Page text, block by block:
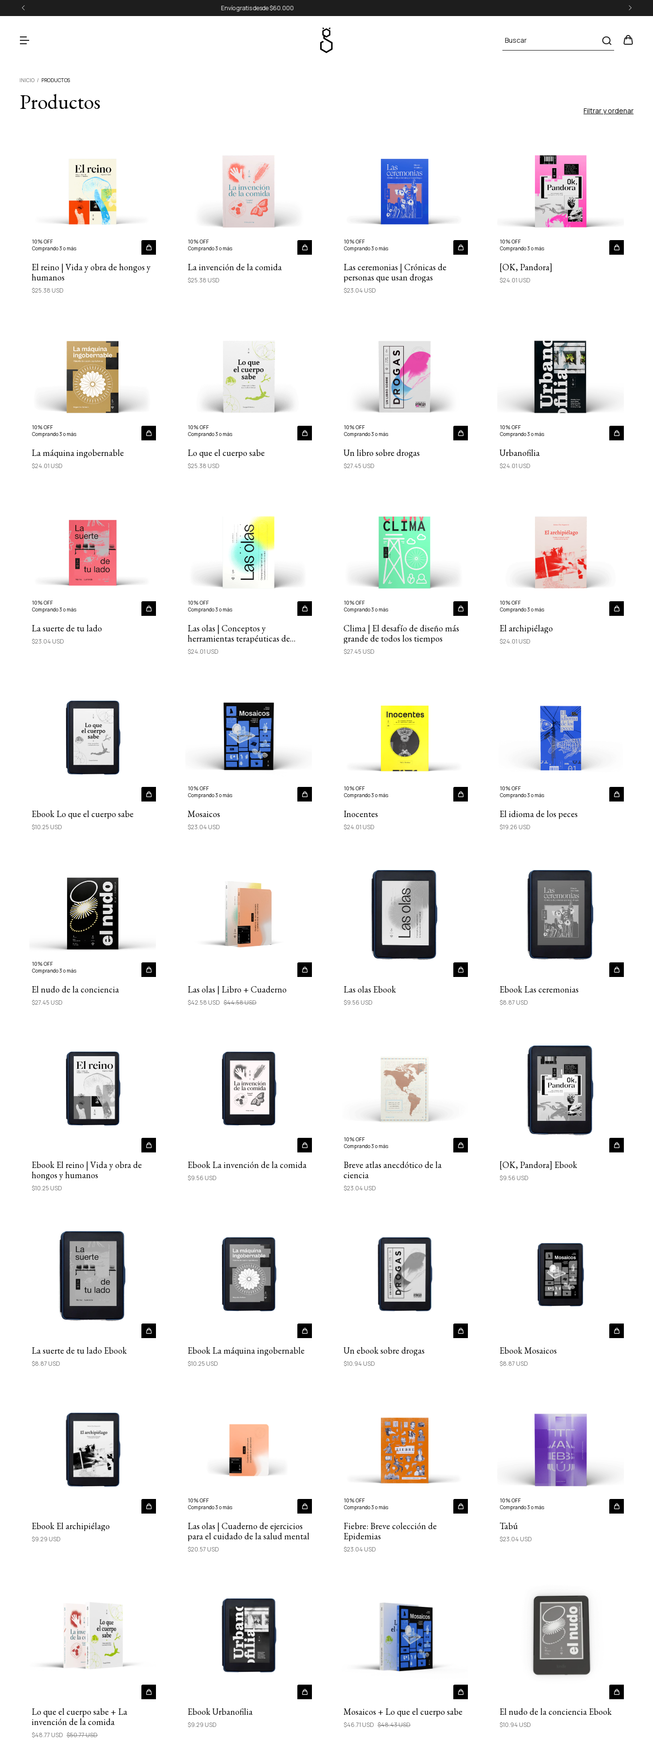
10% off llevando 3 o más libros
INICIO / PRODUCTOS
Productos Filtrar y ordenar
10% OFF
Comprando 3 o más
El reino | Vida y obra de hongos y
humanos
$25.38 USD
10% OFF
Comprando 3 o más
La invención de la comida
$25.38 USD
10% OFF
Comprando 3 o más
Las ceremonias | Crónicas de
personas que usan drogas
$23.04 USD
10% OFF
Comprando 3 o más
[OK, Pandora]
$24.01 USD
10% OFF
Comprando 3 o más
La máquina ingobernable
$24.01 USD
10% OFF
Comprando 3 o más
Lo que el cuerpo sabe
$25.38 USD
10% OFF
Comprando 3 o más
Un libro sobre drogas
$27.45 USD
10% OFF
Comprando 3 o más
Urbanofilia
$24.01 USD
10% OFF
Comprando 3 o más
La suerte de tu lado
$23.04 USD
10% OFF
Comprando 3 o más
Las olas | Conceptos y
herramientas terapéuticas de
salud mental
$24.01 USD
10% OFF
Comprando 3 o más
Clima | El desafío de diseño más
grande de todos los tiempos
$27.45 USD
10% OFF
Comprando 3 o más
El archipiélago
$24.01 USD
Ebook Lo que el cuerpo sabe
$10.25 USD
10% OFF
Comprando 3 o más
Mosaicos
$23.04 USD
10% OFF
Comprando 3 o más
Inocentes
$24.01 USD
10% OFF
Comprando 3 o más
El idioma de los peces
$19.26 USD
10% OFF
Comprando 3 o más
El nudo de la conciencia
$27.45 USD
Las olas | Libro + Cuaderno
$42.58 USD $44.58 USD
Las olas Ebook
$9.56 USD
Ebook Las ceremonias
$8.87 USD
Ebook El reino | Vida y obra de
hongos y humanos
$10.25 USD
Ebook La invención de la comida
$9.56 USD
10% OFF
Comprando 3 o más
Breve atlas anecdótico de la
ciencia
$23.04 USD
[OK, Pandora] Ebook
$9.56 USD
La suerte de tu lado Ebook
$8.87 USD
Ebook La máquina ingobernable
$10.25 USD
Un ebook sobre drogas
$10.94 USD
Ebook Mosaicos
$8.87 USD
Ebook El archipiélago
$9.29 USD
10% OFF
Comprando 3 o más
Las olas | Cuaderno de ejercicios
para el cuidado de la salud mental
$20.57 USD
10% OFF
Comprando 3 o más
Fiebre: Breve colección de
Epidemias
$23.04 USD
10% OFF
Comprando 3 o más
Tabú
$23.04 USD
Lo que el cuerpo sabe + La
invención de la comida
$48.77 USD $50.77 USD
Ebook Urbanofilia
$9.29 USD
Mosaicos + Lo que el cuerpo sabe
$46.71 USD $48.43 USD
El nudo de la conciencia Ebook
$10.94 USD